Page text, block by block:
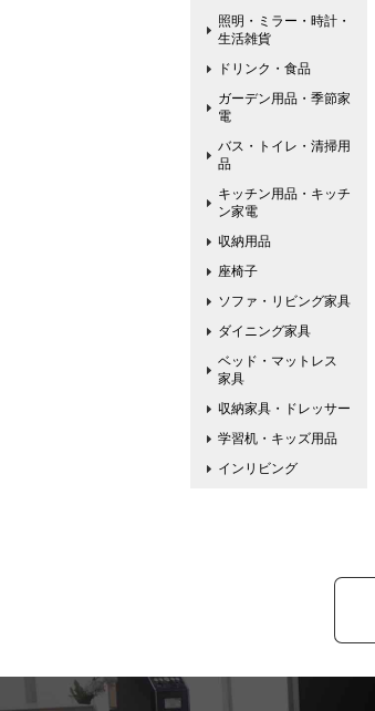
照明・ミラー・時計・
生活雑貨
ドリンク・食品
ガーデン用品・季節家
電
バス・トイレ・清掃用
品
キッチン用品・キッチ
ン家電
収納用品
座椅子
ソファ・リビング家具
ダイニング家具
ベッド・マットレス
家具
収納家具・ドレッサー
学習机・キッズ用品
インリビング